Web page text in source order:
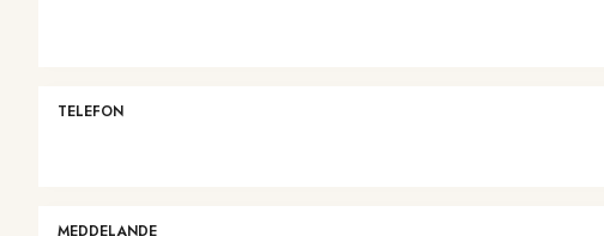
TELEFON
MEDDELANDE